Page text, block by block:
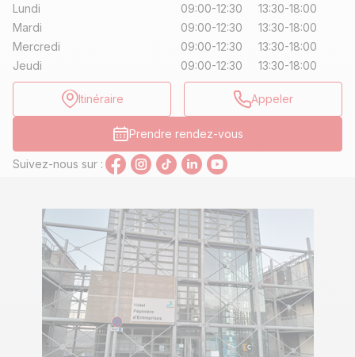
Lundi
09:00-12:30
13:30-18:00
Mardi
09:00-12:30
13:30-18:00
Mercredi
09:00-12:30
13:30-18:00
Jeudi
09:00-12:30 13:30-18:00
Itinéraire Appeler
Prendre rendez-vous
Suivez-nous sur :